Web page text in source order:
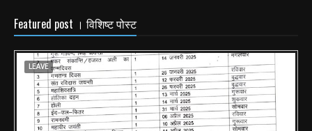
Featured post । विशिष्ट पोस्ट
LEAVE